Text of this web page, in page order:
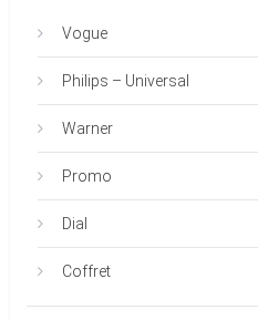
Vogue
Philips – Universal
Warner
Promo
Dial
Coffret